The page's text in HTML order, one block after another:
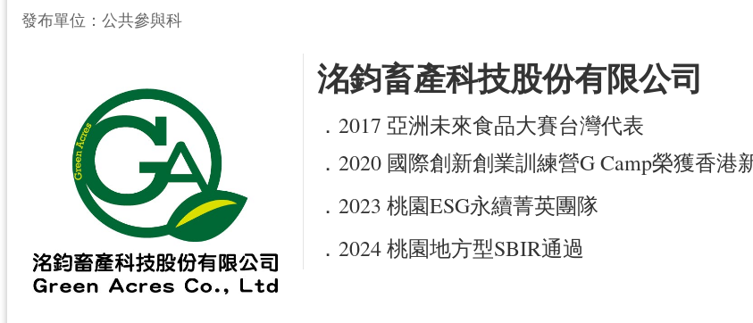
發布單位：公共參與科
洺鈞畜產科技股份有限公司
．2017 亞洲未來食品大賽台灣代表
．2020 國際創新創業訓練營G Camp榮獲香港
．2023 桃園ESG永續菁英團隊
．2024 桃園地方型SBIR通過